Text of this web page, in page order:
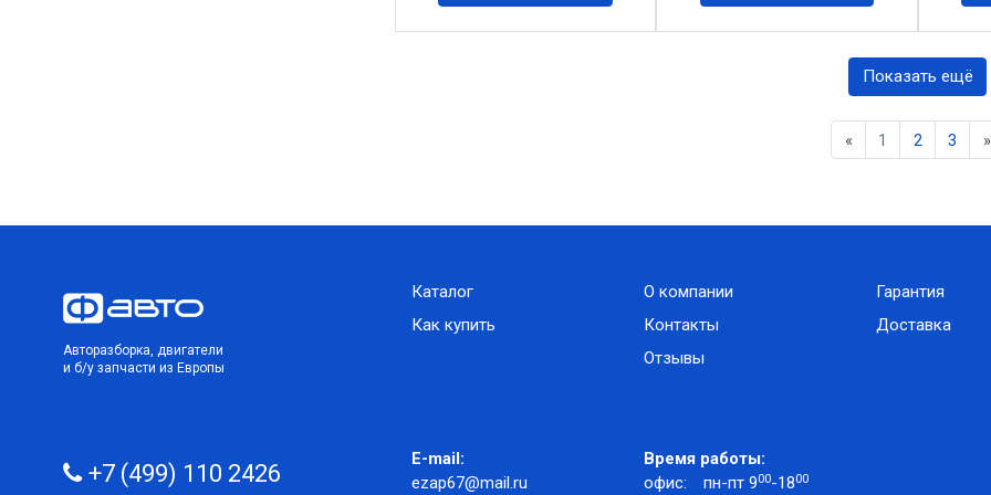
Показать ещё
«Previous
1 2 3 »
Авторазборка, двигатели
и б/у запчасти из Европы
Каталог
Как купить
О компании
Контакты
Отзывы
Гарантия
Доставка
+7 (499) 110 2426
E-mail:
ezap67@mail.ru
Время работы:
офис:
пн-пт 900-1800